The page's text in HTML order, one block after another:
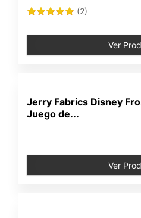
(2)
Ver
Jerry Fabrics Disney
Juego de...
Ver